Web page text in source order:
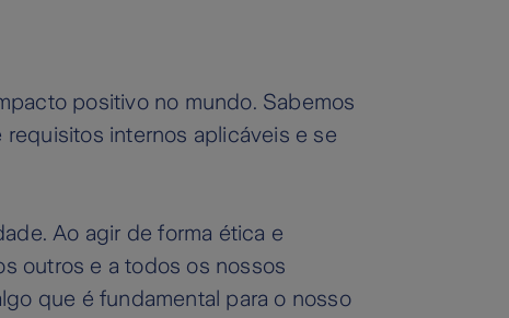
positivo no mundo. Sabemos
internos aplicáveis e se
Ao agir de forma ética e
outros e a todos os nossos
que é fundamental para o nosso